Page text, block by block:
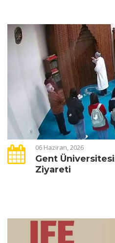
06 Haziran, 2026
Gent
Ziyareti